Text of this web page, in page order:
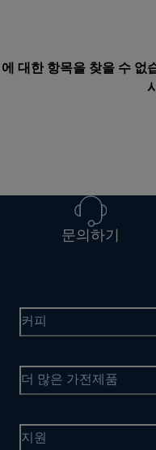
에 대한 항목을 찾을 수 없
문의하기
커피
더 많은 가전제품
지원